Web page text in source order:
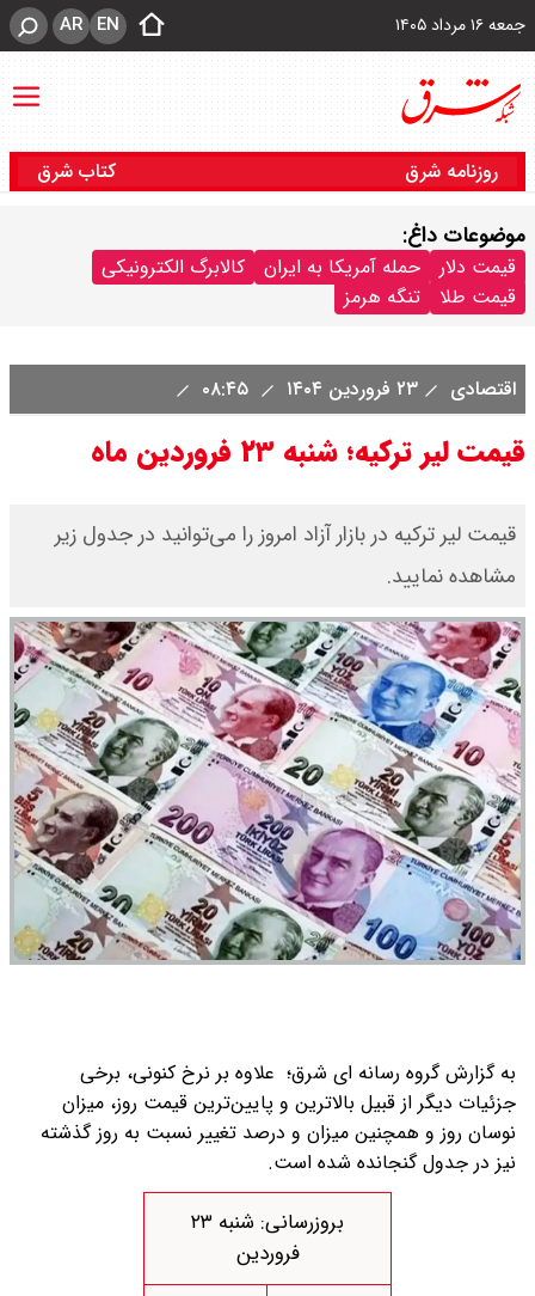
جمعه ۱۶ مرداد ۱۴۰۵ EN
AR
روزنامه شرق کتاب شرق
موضوعات داغ:
قیمت دلار حمله آمریکا به ایران
کالابرگ الکترونیکی
قیمت طلا
تنگه هرمز
اقتصادی ۲۳ فروردین ۱۴۰۴
قیمت لیر ترکیه؛ شنبه ۲۳ فروردین ماه
قیمت لیر ترکیه در بازار آزاد امروز را می‌توانید در جدول زیر
مشاهده نمایید.
به گزارش گروه رسانه ای شرق؛ علاوه بر نرخ کنونی، برخی
جزئیات دیگر از قبیل بالاترین و پایین‌ترین قیمت روز، میزان
نوسان روز و همچنین میزان و درصد تغییر نسبت به روز گذشته
نیز در جدول گنجانده شده است.
بروزرسانی: شنبه ۲۳
فروردین